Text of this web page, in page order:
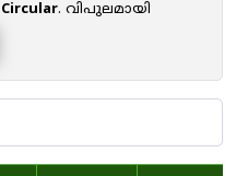
Circular. വിപുലമായി